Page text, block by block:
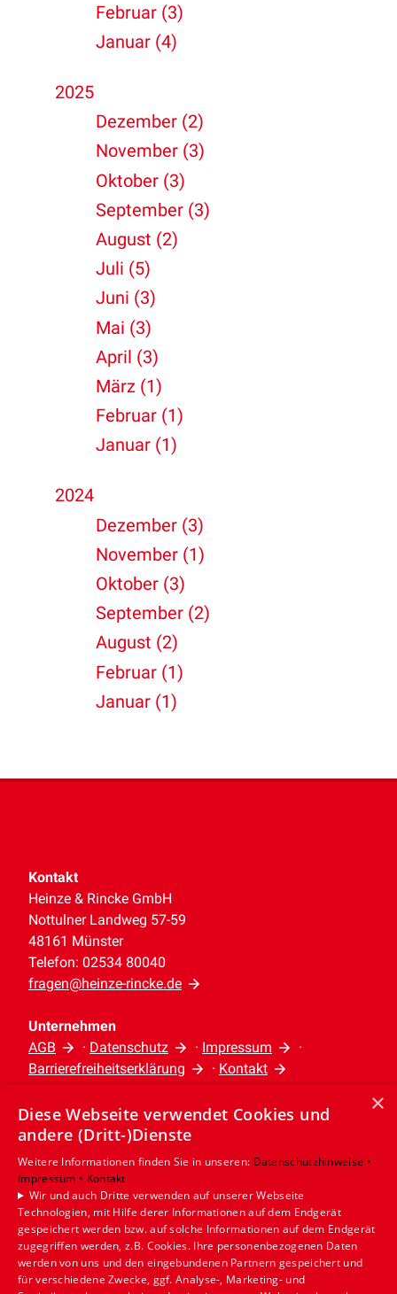
Februar (3)
Januar (4)
2025
Dezember (2)
November (3)
Oktober (3)
September (3)
August (2)
Juli (5)
Juni (3)
Mai (3)
April (3)
März (1)
Februar (1)
Januar (1)
2024
Dezember (3)
November (1)
Oktober (3)
September (2)
August (2)
Februar (1)
Januar (1)
Kontakt
Heinze & Rincke GmbH
Nottulner Landweg 57-59
48161 Münster
Telefon: 02534 80040
fragen@heinze-rincke.de
Unternehmen
AGB
· Datenschutz · Impressum
·
Barrierefreiheitserklärung
· Kontakt
Leistungen
Privatkunden
Gewerbekunden
Karriere
Unternehmen
Standort
Münster
×
Diese Webseite verwendet Cookies und
andere (Dritt-)Dienste
Weitere Informationen finden Sie in unseren: Datenschutzhinweise •
Impressum • Kontakt
Wir und auch Dritte verwenden auf unserer Webseite
Technologien, mit Hilfe derer Informationen auf dem Endgerät
gespeichert werden bzw. auf solche Informationen auf dem Endgerät
zugegriffen werden, z.B. Cookies. Ihre personenbezogenen Daten
werden von uns und den eingebundenen Partnern gespeichert und
für verschiedene Zwecke, ggf. Analyse-, Marketing- und